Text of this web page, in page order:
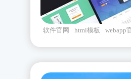
软件官网 html模板 webapp